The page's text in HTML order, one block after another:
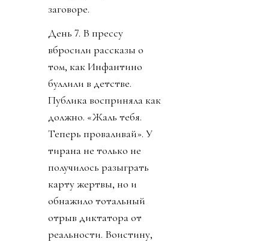
заговоре.
День 7. В прессу
вбросили рассказы о
том, как Инфантино
буллили в детстве.
Публика восприняла как
должно. «Жаль тебя.
Теперь проваливай». У
тирана не только не
получилось разыграть
карту жертвы, но и
обнажило тотальный
отрыв диктатора от
реальности. Воистину,